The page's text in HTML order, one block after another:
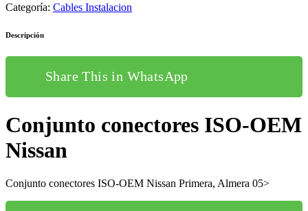
Categoría: Cables Instalacion
Descripción
Share This in WhatsApp
Conjunto conectores ISO-OEM
Nissan
Conjunto conectores ISO-OEM Nissan Primera, Almera 05>